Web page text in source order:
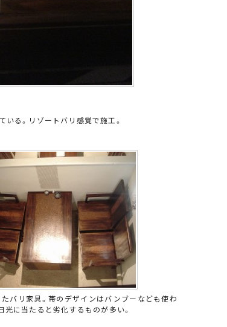
る。リゾートバリ感覚で施工。
バリ家具。帯のデザインはバンブーなども使わ
光に当たると劣化するものが多い。